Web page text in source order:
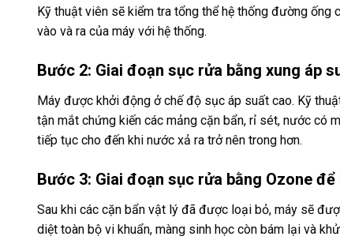
Kỹ thuật viên sẽ kiểm tra tổng thể hệ thống đường
vào và ra của máy với hệ thống.
Bước 2: Giai đoạn sục rửa bằng xung áp
Máy được khởi động ở chế độ sục áp suất cao. Kỹ
tận mắt chứng kiến các mảng cặn bẩn, rỉ sét, nước có
tiếp tục cho đến khi nước xả ra trở nên trong hơn.
Bước 3: Giai đoạn sục rửa bằng Ozone
Sau khi các cặn bẩn vật lý đã được loại bỏ, máy sẽ
diệt toàn bộ vi khuẩn, màng sinh học còn bám lại và